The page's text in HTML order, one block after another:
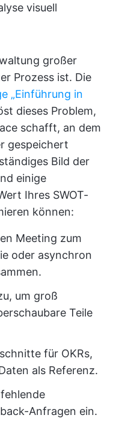
visuell
großer
Prozess ist. Die
„Einführung in
dieses Problem,
schafft, an dem
gespeichert
Bild der
einige
Ihres SWOT-
können:
Meeting zum
oder asynchron
um groß
Teile
für OKRs,
als Referenz.
Anfragen ein.